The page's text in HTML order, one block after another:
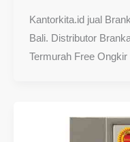
Kantorkita.id jual
Bali. Distributor
Termurah Free Ongkir